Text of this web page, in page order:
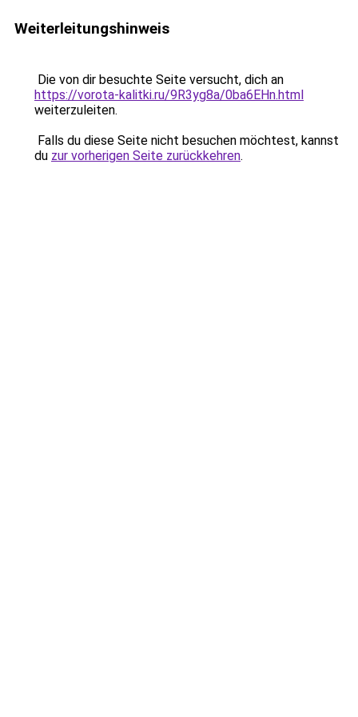
Weiterleitungshinweis
Die von dir besuchte Seite versucht, dich an
https://vorota-kalitki.ru/9R3yg8a/0ba6EHn.html
weiterzuleiten.
Falls du diese Seite nicht besuchen möchtest, kannst
du zur vorherigen Seite zurückkehren.